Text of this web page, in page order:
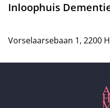
Inloophuis
Vorselaarsebaan 1, 2200